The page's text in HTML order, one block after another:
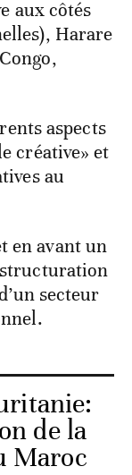
aux côtés
Harare
aspects
créative» et
au
en avant un
secteur
de la
Maroc